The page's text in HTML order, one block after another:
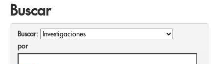
Buscar
Buscar:
por